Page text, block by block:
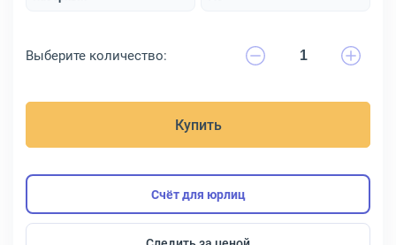
Выберите количество:
Купить
Счёт для юрлиц